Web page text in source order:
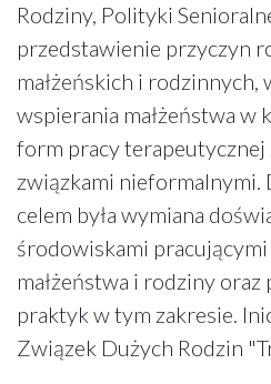
Rodziny, Polityki
przedstawienie przyczyn
małżeńskich i rodzinnych,
wspierania małżeństwa w
form pracy terapeutycznej
związkami
celem była wymiana
środowiskami pracującymi
małżeństwa i rodziny
praktyk w tym zakresie.
Związek Dużych Rodzin